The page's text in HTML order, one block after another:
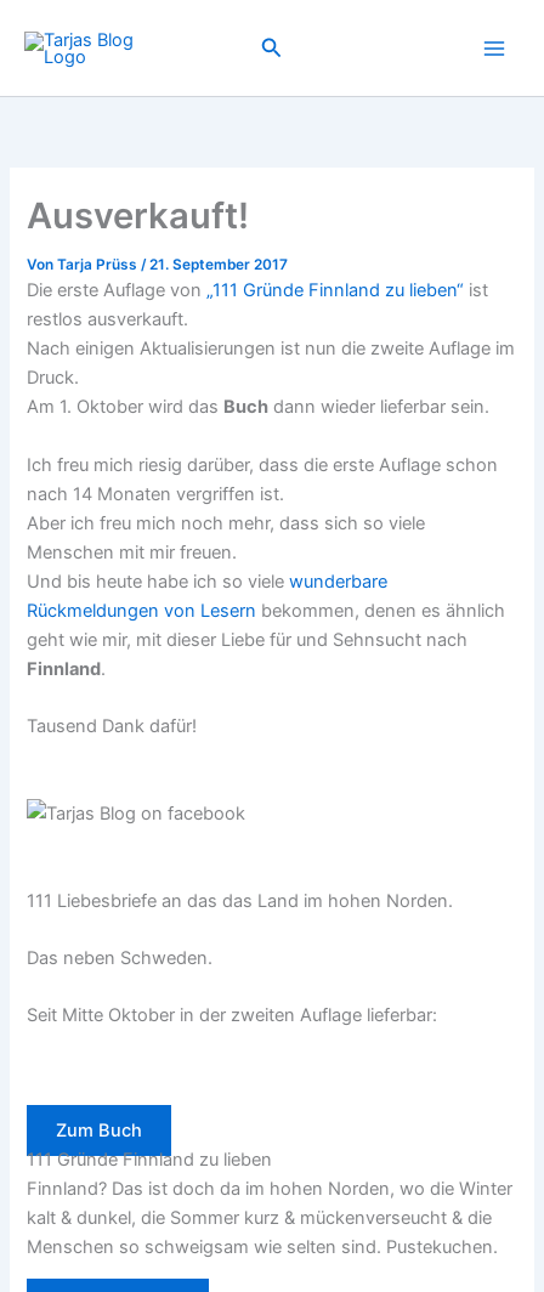
Inhalt
springen
Suchen
Ausverkauft!
VonTarja Prüss/21. September 2017
Die erste Auflage von „111 Gründe Finnland zu lieben“ ist
restlos ausverkauft.
Nach einigen Aktualisierungen ist nun die zweite Auflage im
Druck.
Am 1. Oktober wird das Buch dann wieder lieferbar sein.
Ich freu mich riesig darüber, dass die erste Auflage schon
nach 14 Monaten vergriffen ist.
Aber ich freu mich noch mehr, dass sich so viele
Menschen mit mir freuen.
Und bis heute habe ich so vielewunderbare
Rückmeldungen von Lesern bekommen, denen es ähnlich
geht wie mir, mit dieser Liebe für und Sehnsucht nach
Finnland.
Tausend Dank dafür!
111 Liebesbriefe an das das Land im hohen Norden.
Das neben Schweden.
Seit Mitte Oktober in der zweiten Auflage lieferbar:
Zum Buch
111 Gründe Finnland zu lieben
Finnland? Das ist doch da im hohen Norden, wo die Winter
kalt & dunkel, die Sommer kurz & mückenverseucht & die
Menschen so schweigsam wie selten sind. Pustekuchen.